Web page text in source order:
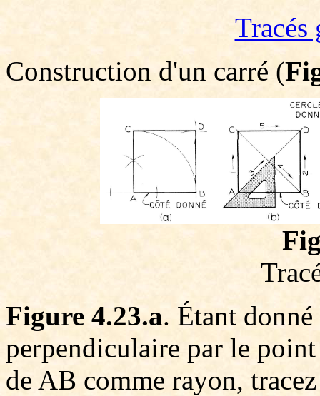
Tracés
Construction d'un carré (
Figure 4.23.a. Étant
perpendiculaire par le
de AB comme rayon,